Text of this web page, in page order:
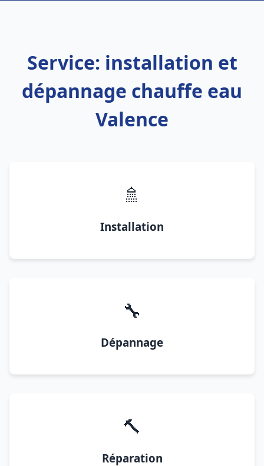
Service: installation et
dépannage chauffe eau
Valence
🚿
Installation
🔧
Dépannage
🔨
Réparation